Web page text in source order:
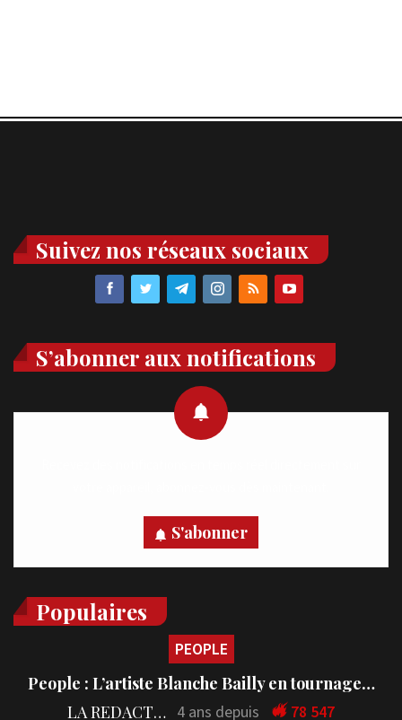
Suivez nos réseaux sociaux
S’abonner aux notifications
S'abonner
Populaires
PEOPLE
People : L’artiste Blanche Bailly en tournage…
LA REDACTION 4 ans depuis 78 547